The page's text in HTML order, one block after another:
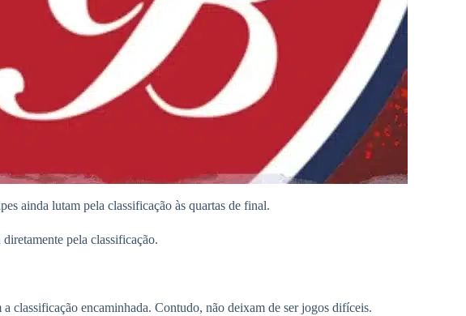
ainda lutam pela classificação às quartas de final.
pela classificação.
classificação encaminhada. Contudo, não deixam de ser jogos difíceis.